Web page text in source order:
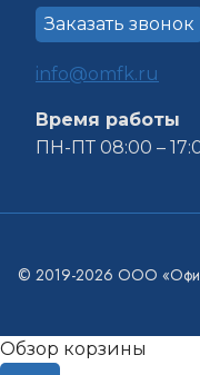
Заказать звонок
info@omfk.ru
Время работы
ПН-ПТ 08:00 –
© 2019-2026 ООО
Обзор корзины